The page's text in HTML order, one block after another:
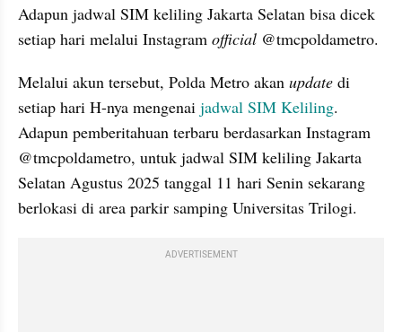
Adapun jadwal SIM keliling Jakarta Selatan bisa dicek
setiap hari melalui Instagram official @tmcpoldametro.
Melalui akun tersebut, Polda Metro akan update di
setiap hari H-nya mengenai jadwal SIM Keliling.
Adapun pemberitahuan terbaru berdasarkan Instagram
@tmcpoldametro, untuk jadwal SIM keliling Jakarta
Selatan Agustus 2025 tanggal 11 hari Senin sekarang
berlokasi di area parkir samping Universitas Trilogi.
ADVERTISEMENT